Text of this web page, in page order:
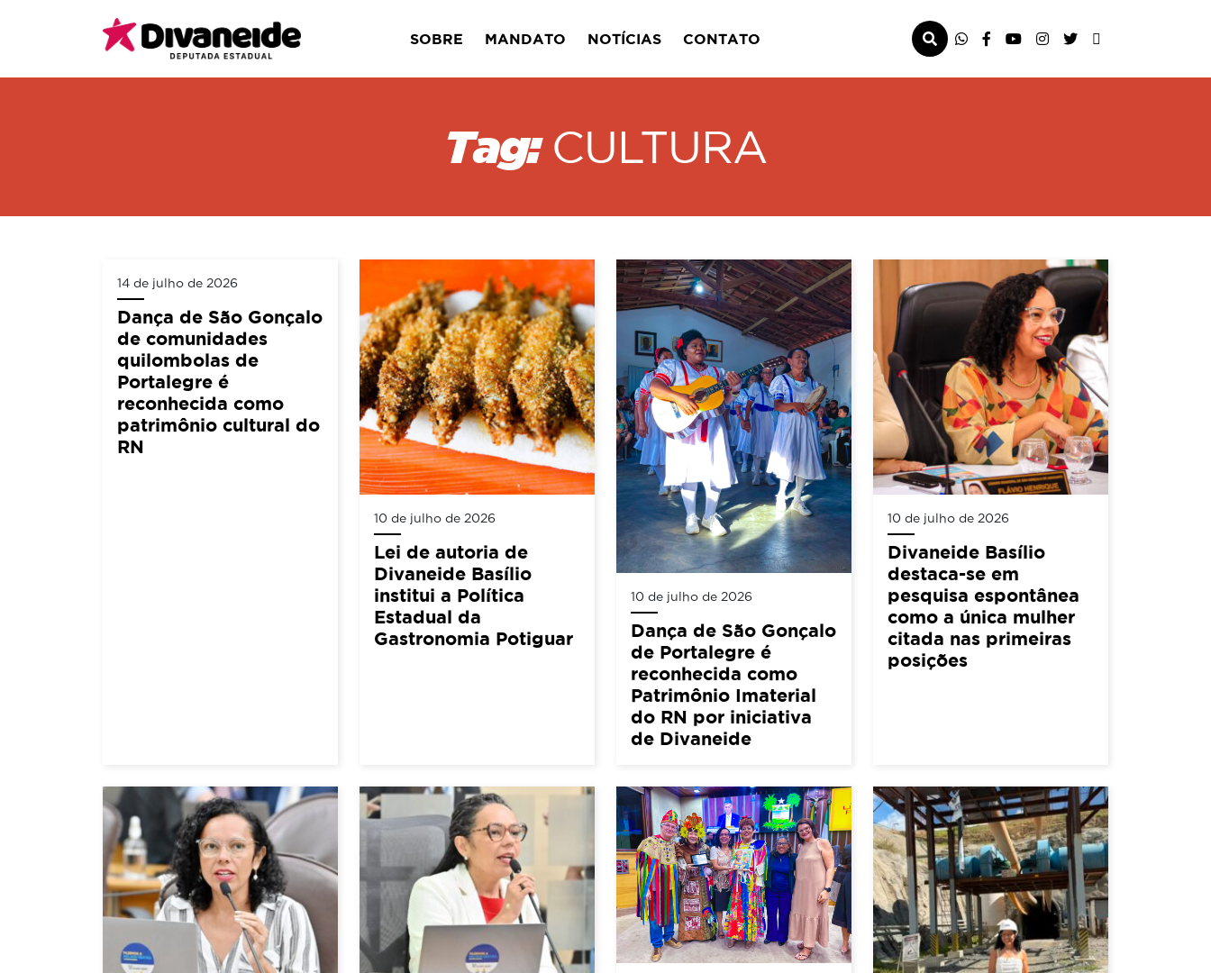
SOBRE MANDATO NOTÍCIAS CONTATO
Tag: CULTURA
14 de julho de 2026
Dança de São Gonçalo
de comunidades
quilombolas de
Portalegre é
reconhecida como
patrimônio cultural do
RN
10 de julho de 2026
Lei de autoria de
Divaneide Basílio
institui a Política
Estadual da
Gastronomia Potiguar
10 de julho de 2026
Dança de São Gonçalo
de Portalegre é
reconhecida como
Patrimônio Imaterial
do RN por iniciativa
de Divaneide
10 de julho de 2026
Divaneide Basílio
destaca-se em
pesquisa espontânea
como a única mulher
citada nas primeiras
posições